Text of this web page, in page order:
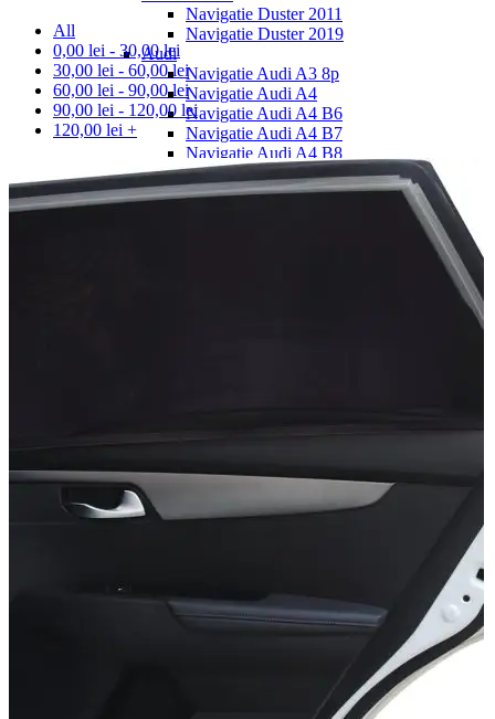
Navigatie Duster 2011
Navigatie Duster 2019
Audi
Navigatie Audi A3 8p
Navigatie Audi A4
Navigatie Audi A4 B6
Navigatie Audi A4 B7
Navigatie Audi A4 B8
Navigatie Audi A5
Navigatie Audi A6 C5
Navigație Mercedes C Class W204
Navigație Mercedes W204
Navigație Passat B5 5
Navigație Passat B6
All
0,00 lei - 30,00lei
30,00 lei - 60,00lei
60,00 lei - 90,00lei
90,00 lei - 120,00 lei
120,00 lei +